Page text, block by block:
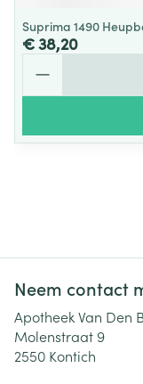
Suprima 1490
€ 38,20
Neem contact
Apotheek Van Den
Molenstraat 9
2550 Kontich